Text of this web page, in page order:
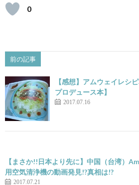
0
前の記事
【感想】アムウェイレシ
プロデュース本】
2017.07.16
【まさか!!日本より先に】中国（台湾）
用空気清浄機の動画発見!?真相は!?
2017.07.21